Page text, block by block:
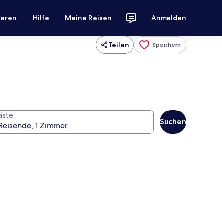
Hilfe Meine Reisen Anmelden
Teilen Speichern
Suchen